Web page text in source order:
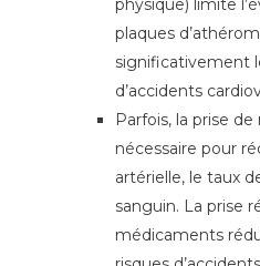
physique) limite
plaques
significativement
d’accidents
Parfois, la prise
nécessaire pour
artérielle, le taux
sanguin. La prise
médicaments